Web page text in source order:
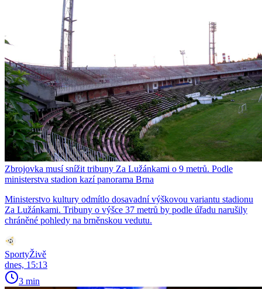
Zbrojovka musí snížit tribuny Za Lužánkami o 9 metrů. Podle
ministerstva stadion kazí panorama Brna
Ministerstvo kultury odmítlo dosavadní výškovou variantu stadionu
Za Lužánkami. Tribuny o výšce 37 metrů by podle úřadu narušily
chráněné pohledy na brněnskou vedutu.
SportyŽivě
dnes, 15:13
3 min